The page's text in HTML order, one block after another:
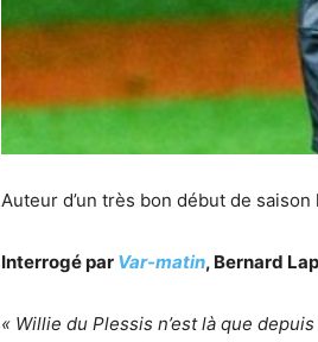
Auteur d’un très bon début de saison
Interrogé par Var-matin, Bernard
« Willie du Plessis n’est là que